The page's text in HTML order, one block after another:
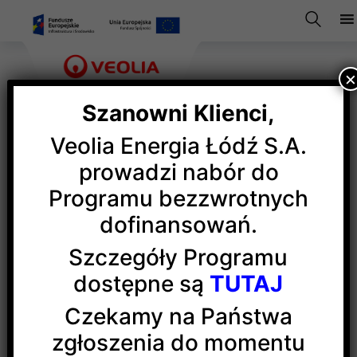
Zakład zwiększonego
ryzyka
Zgodnie z Rozporządzeniem Ministra Gospodarki
z dnia 29 stycznia 2016 r. „W sprawie rodzajów
i ilości znajdujących się w zakładzie substancji
niebezpiecznych, decydujących o zaliczeniu zakładu
do zakładu o zwiększonym lub dużym ryzyku
Szanowni Klienci,
Veolia Energia Łódź S.A.
prowadzi nabór do
Programu bezzwrotnych
dofinansowań.
Szczegóły Programu
dostępne są TUTAJ
Czekamy na Państwa
zgłoszenia do momentu
×